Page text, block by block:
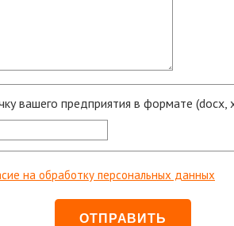
вашего предприятия в формате (docx,
на обработку персональных данных